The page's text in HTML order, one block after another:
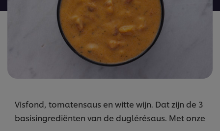
Visfond, tomatensaus en witte wijn. Dat zijn de 3
basisingrediënten van de duglérésaus. Met onze